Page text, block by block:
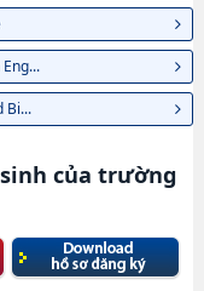
Bi...
của trường